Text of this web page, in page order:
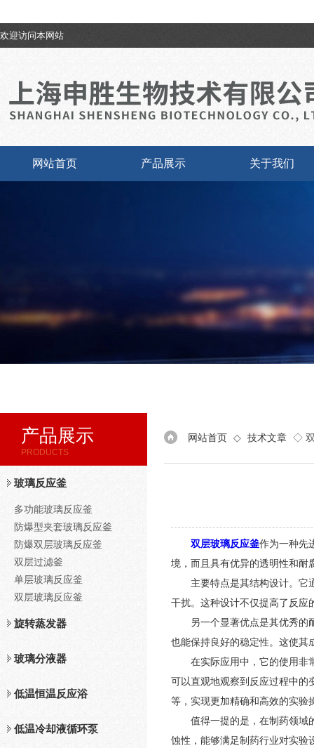
欢迎访问本网站
网站首页 产品展示 关于我们
网站首页 ◇ 技术文章 ◇ 双
双层玻璃反应釜作为一种先
境，而且具有优异的透明性和耐
主要特点是其结构设计。它通
干扰。这种设计不仅提高了反应
另一个显著优点是其优秀的耐
也能保持良好的稳定性。这使其
在实际应用中，它的使用非常
可以直观地观察到反应过程中的
等，实现更加精确和高效的实验
值得一提的是，在制药领域的
蚀性，能够满足制药行业对实验
产品展示
PRODUCTS
玻璃反应釜
多功能玻璃反应釜
防爆型夹套玻璃反应釜
防爆双层玻璃反应釜
双层过滤釜
单层玻璃反应釜
双层玻璃反应釜
旋转蒸发器
玻璃分液器
低温恒温反应浴
低温冷却液循环泵